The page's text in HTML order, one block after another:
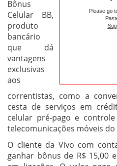
Please go
Bônus
Celular BB,
produto
bancário
que dá
vantagens
exclusivas
aos
correntistas, como a
cesta de serviços em
celular pré-pago e
telecomunicações móveis do
O cliente da Vivo com
ganhar bônus de R$ 15,00